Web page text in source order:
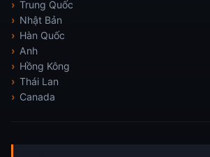
Trung Quốc
Nhật Bản
Hàn Quốc
Anh
Hồng Kông
Thái Lan
Canada